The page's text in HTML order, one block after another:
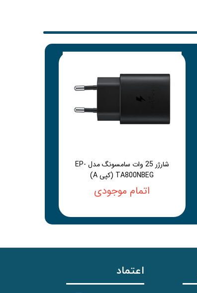
شارژر 25 وات سامسونگ مدل EP-
TA800NBEG (کپی A)
اتمام موجودی
اعتماد